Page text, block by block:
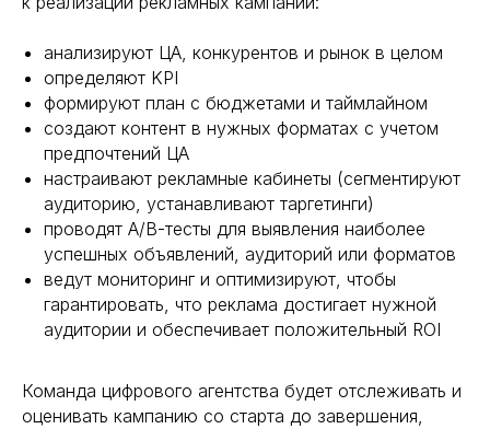
анализируют ЦА, конкурентов и рынок в целом
определяют KPI
формируют план с бюджетами и таймлайном
создают контент в нужных форматах с учетом
предпочтений ЦА
настраивают рекламные кабинеты (сегментируют
аудиторию, устанавливают таргетинги)
проводят A/B-тесты для выявления наиболее
успешных объявлений, аудиторий или форматов
ведут мониторинг и оптимизируют, чтобы
гарантировать, что реклама достигает нужной
аудитории и обеспечивает положительный ROI
Команда цифрового агентства будет отслеживать и
оценивать кампанию со старта до завершения,